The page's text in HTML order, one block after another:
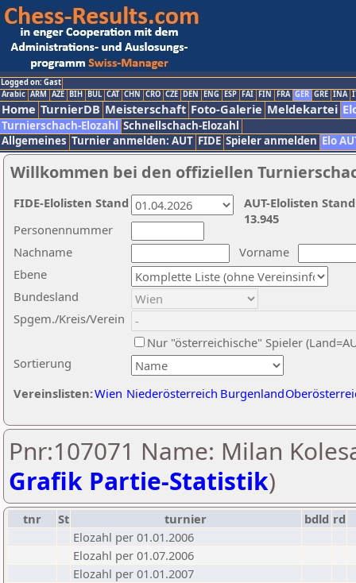
Logged on: Gast
Arabic ARM AZE BIH BUL CAT CHN CRO CZE DEN ENG ESP FAI FIN FRA GER GRE INA
Home TurnierDB Meisterschaft Foto-Galerie Meldekartei
Turnierschach-Elozahl Schnellschach-Elozahl
Allgemeines Turnier anmelden: AUT FIDE Spieler anmelden Elo
Willkommen bei den offiziellen
Nachname
Vorname
Ebene
Sortierung
Personennummer
Bundesland
Spgem./Kreis/Verein
Nur "österreichische" Spieler
Vereinslisten:Wien Niederösterreich Burgenland
AUT-Elolisten
13.945
FIDE-Elolisten Stand
Pnr:107071 Name: Milan
Grafik Partie-Statistik)
tnr St turnier bdld rd
Elozahl per 01.01.2006
Elozahl per 01.07.2006
Elozahl per 01.01.2007